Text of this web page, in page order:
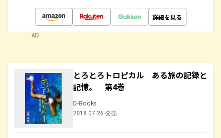
詳細を見る
AD
とろとろトロピカル ある旅の記録と
記憶。 第4巻
D-Books
2018.07.26 発売